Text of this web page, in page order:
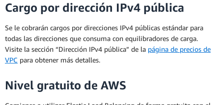
Cargo por dirección IPv4 pública
Se le cobrarán cargos por direcciones IPv4 públicas estándar para
todas las direcciones que consuma con equilibradores de carga.
Visite la sección “Dirección IPv4 pública” de la página de precios de
VPC para obtener más detalles.
Nivel gratuito de AWS